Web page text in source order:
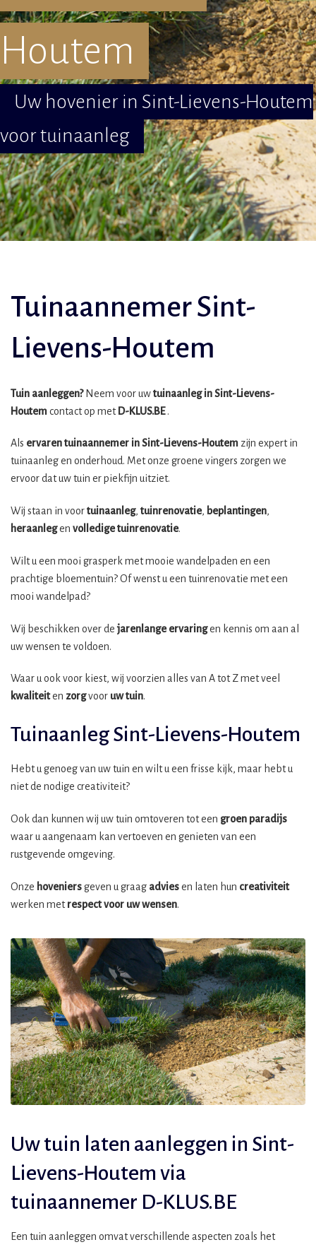
Houtem
Uw hovenier in Sint-Lievens-Houtem
voor tuinaanleg
Tuinaannemer Sint-
Lievens-Houtem
Tuin aanleggen?Neem voor uwtuinaanleg in Sint-Lievens-
Houtemcontact op metD-KLUS.BE.
Als ervaren tuinaannemer in Sint-Lievens-Houtem zijn expert in
tuinaanleg en onderhoud. Met onze groene vingers zorgen we
ervoor dat uw tuin er piekfijn uitziet.
Wij staan in voortuinaanleg, tuinrenovatie, beplantingen,
heraanlegen volledige tuinrenovatie.
Wilt u een mooi grasperk met mooie wandelpaden en een
prachtige bloementuin? Of wenst u een tuinrenovatie met een
mooi wandelpad?
Wij beschikken over dejarenlange ervaringen kennis om aan al
uw wensen te voldoen.
Waar u ook voor kiest, wij voorzien alles van A tot Z met veel
kwaliteiten zorgvoor uw tuin.
Tuinaanleg Sint-Lievens-Houtem
Hebt u genoeg van uw tuin en wilt u een frisse kijk, maar hebt u
niet de nodige creativiteit?
Ook dan kunnen wij uw tuin omtoveren tot een groen paradijs
waar u aangenaam kan vertoeven en genieten van een
rustgevende omgeving.
Onze hoveniersgeven u graag adviesen laten hun creativiteit
werken metrespect voor uw wensen.
Uw tuin laten aanleggen in Sint-
Lievens-Houtem via
tuinaannemer D-KLUS.BE
Een tuin aanleggen omvat verschillende aspecten zoals het